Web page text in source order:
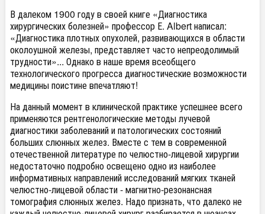
В далеком 1900 году в своей книге «Диагностика
хирургических болезней» профессор Е. Albert написал:
«Диагностика плотных опухолей, развивающихся в области
околоушной железы, представляет часто непреодолимый
трудности»... Однако в наше время всеобщего
технологического прогресса диагностические возможности
медицины поистине впечатляют!
На данный момент в клинической практике успешнее всего
применяются рентгенологические методы лучевой
диагностики заболеваний и патологических состояний
больших слюнных желез. Вместе с тем в современной
отечественной литературе по челюстно-лицевой хирургии
недостаточно подробно освещено одно из наиболее
информативных направлений исследований мягких тканей
челюстно-лицевой области - магнитно-резонансная
томография слюнных желез. Надо признать, что далеко не